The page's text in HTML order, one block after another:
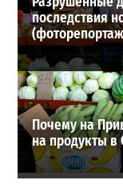
последствия
Почему на
на продукты в